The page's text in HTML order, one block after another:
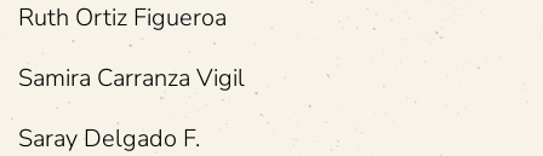
Ruth Ortiz Figueroa
Samira Carranza Vigil
Saray Delgado F.